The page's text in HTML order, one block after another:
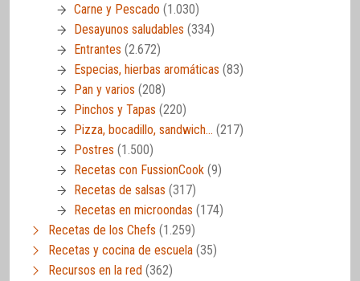
Carne y Pescado (1.030)
Desayunos saludables (334)
Entrantes (2.672)
Especias, hierbas aromáticas (83)
Pan y varios (208)
Pinchos y Tapas (220)
Pizza, bocadillo, sandwich… (217)
Postres (1.500)
Recetas con FussionCook (9)
Recetas de salsas (317)
Recetas en microondas (174)
Recetas de los Chefs (1.259)
Recetas y cocina de escuela (35)
Recursos en la red (362)